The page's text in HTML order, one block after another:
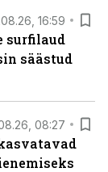
16:59
surfilaud
säästud
08:27